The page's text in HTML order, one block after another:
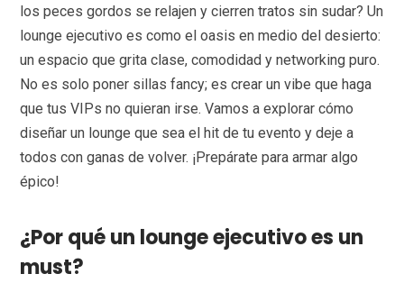
los peces gordos se relajen y cierren tratos sin sudar? Un
lounge ejecutivo es como el oasis en medio del desierto:
un espacio que grita clase, comodidad y networking puro.
No es solo poner sillas fancy; es crear un vibe que haga
que tus VIPs no quieran irse. Vamos a explorar cómo
diseñar un lounge que sea el hit de tu evento y deje a
todos con ganas de volver. ¡Prepárate para armar algo
épico!
¿Por qué un lounge ejecutivo es un
must?